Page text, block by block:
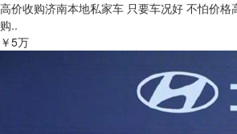
高价收购济南本地私家车 只要车况好 不怕价格
购..
￥5万